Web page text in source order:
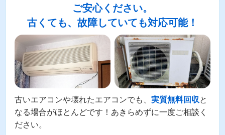
ご安心ください。
古くても、故障していても対応可能！
古いエアコンや壊れたエアコンでも、 実質無料回収と
なる場合がほとんどです！あきらめずに一度ご相談く
ださい。